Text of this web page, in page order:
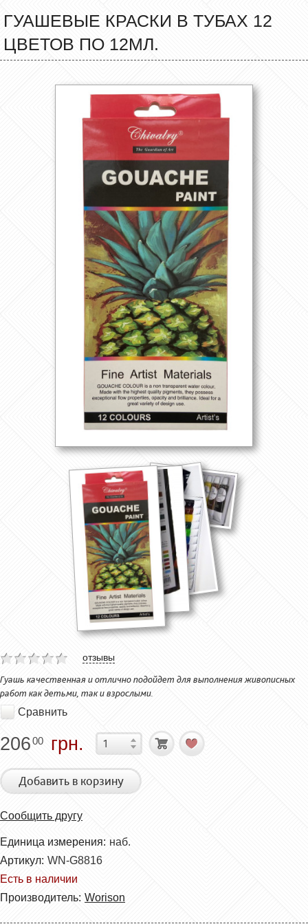
ГУАШЕВЫЕ КРАСКИ В ТУБАХ 12
ЦВЕТОВ ПО 12МЛ.
отзывы
Гуашь качественная и отлично подойдет для выполнения живописных
работ как детьми, так и взрослыми.
Сравнить
20600 грн.
Добавить в корзину
Сообщить другу
Единица измерения: наб.
Артикул: WN-G8816
Есть в наличии
Производитель: Worison